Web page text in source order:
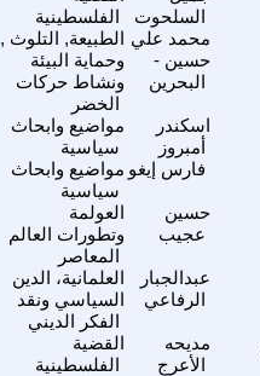
الفلسطينية
السلحوت
الطبيعة, التلوث ,
وحماية البيئة
ونشاط حركات
الخضر
محمد علي
حسين -
البحرين
مواضيع وابحاث
سياسية
اسكندر
أمبروز
مواضيع وابحاث
سياسية
فارس إيغو
العولمة
وتطورات العالم
المعاصر
حسين
عجيب
العلمانية، الدين
السياسي ونقد
الفكر الديني
عبدالجبار
الرفاعي
القضية
الفلسطينية
مديحه
الأعرج